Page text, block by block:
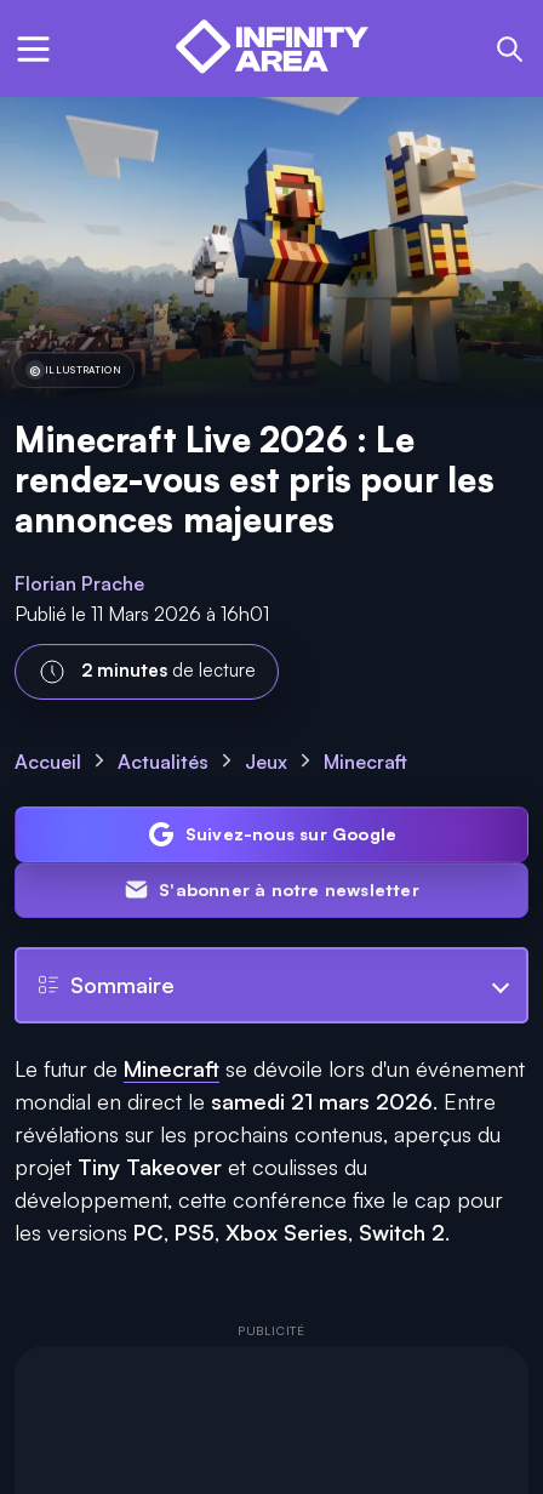
ILLUSTRATION
Minecraft Live 2026 : Le
rendez-vous est pris pour les
annonces majeures
Florian Prache
Publié le 11 Mars 2026 à 16h01
2 minutes de lecture
Accueil Actualités Jeux Minecraft
Suivez-nous sur Google
S'abonner à notre newsletter
Sommaire
Le futur de Minecraft se dévoile lors d'un événement
mondial en direct le samedi 21 mars 2026. Entre
révélations sur les prochains contenus, aperçus du
projet Tiny Takeover et coulisses du
développement, cette conférence fixe le cap pour
les versions PC, PS5, Xbox Series, Switch 2.